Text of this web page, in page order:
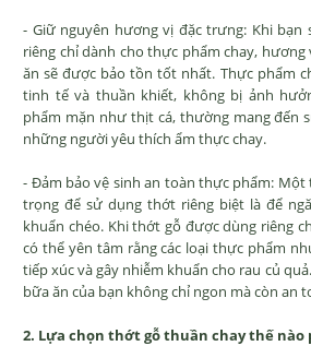
- Giữ nguyên hương vị đặc trưng: Khi
riêng chỉ dành cho thực phẩm chay,
ăn sẽ được bảo tồn tốt nhất. Thực phẩm
tinh tế và thuần khiết, không bị ảnh
phẩm mặn như thịt cá, thường mang đến
những người yêu thích ẩm thực chay.
- Đảm bảo vệ sinh an toàn thực phẩm:
trọng để sử dụng thớt riêng biệt là để
khuẩn chéo. Khi thớt gỗ được dùng riêng
có thể yên tâm rằng các loại thực phẩm
tiếp xúc và gây nhiễm khuẩn cho rau củ
bữa ăn của bạn không chỉ ngon mà còn an
2. Lựa chọn thớt gỗ thuần chay thế nào